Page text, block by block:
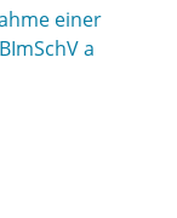
einer
a